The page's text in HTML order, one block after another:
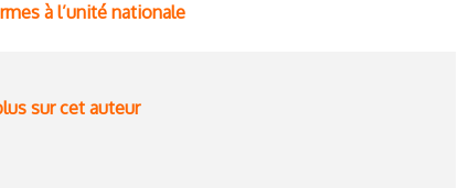
à l’unité nationale
sur cet auteur